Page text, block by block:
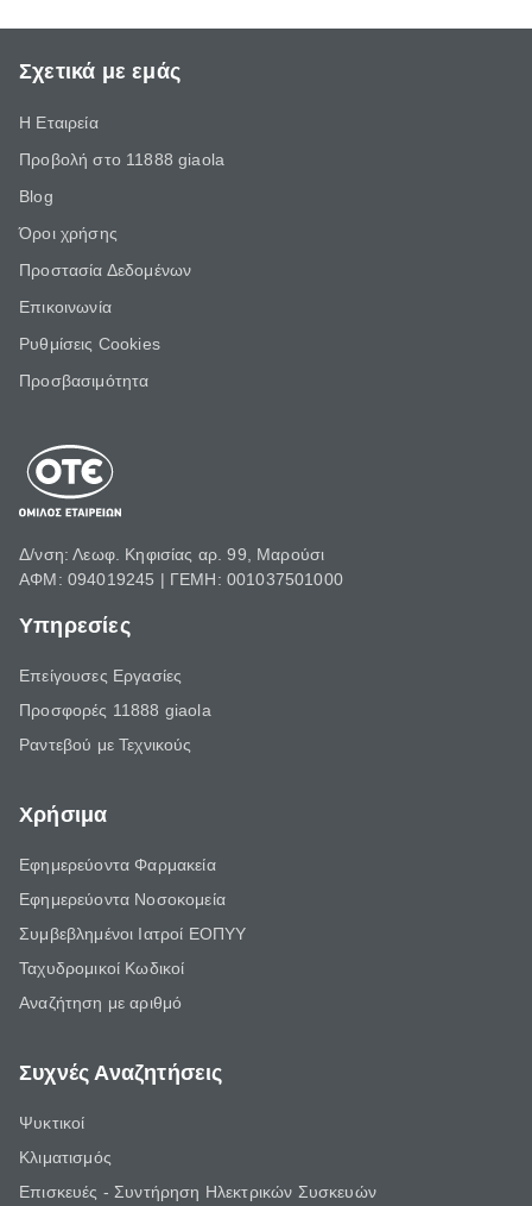
Σχετικά με εμάς
Η Εταιρεία
Προβολή στο 11888 giaola
Blog
Όροι χρήσης
Προστασία Δεδομένων
Επικοινωνία
Ρυθμίσεις Cookies
Προσβασιμότητα
Δ/νση: Λεωφ. Κηφισίας αρ. 99, Μαρούσι
ΑΦΜ: 094019245 | ΓΕΜΗ: 001037501000
Υπηρεσίες
Επείγουσες Εργασίες
Προσφορές 11888 giaola
Ραντεβού με Τεχνικούς
Χρήσιμα
Εφημερεύοντα Φαρμακεία
Εφημερεύοντα Νοσοκομεία
Συμβεβλημένοι Ιατροί ΕΟΠΥΥ
Ταχυδρομικοί Κωδικοί
Αναζήτηση με αριθμό
Συχνές Αναζητήσεις
Ψυκτικοί
Κλιματισμός
Επισκευές - Συντήρηση Ηλεκτρικών Συσκευών